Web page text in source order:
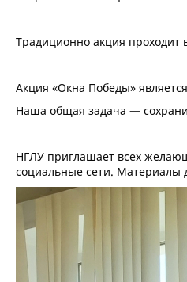
Традиционно акция проходит
Акция «Окна Победы»
Наша общая задача —
НГЛУ приглашает всех
социальные сети. Материалы